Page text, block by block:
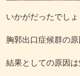
いかがだったでしょ
胸郭出口症候群の
結果としての原因は